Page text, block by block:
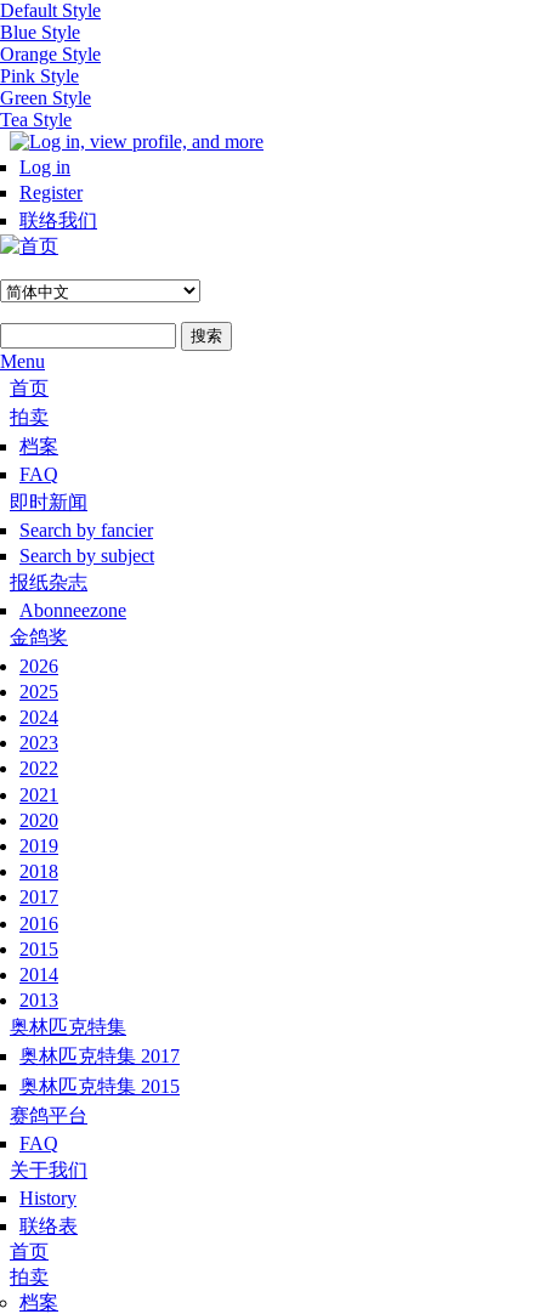
跳转到主要内容
Default Style
Blue Style
Orange Style
Pink Style
Green Style
Tea Style
Log in
Register
联络我们
搜索表单
Menu
Hoofdmenu #zh-hans
首页
拍卖
档案
FAQ
即时新闻
Search by fancier
Search by subject
报纸杂志
Abonneezone
金鸽奖
2026
2025
2024
2023
2022
2021
2020
2019
2018
2017
2016
2015
2014
2013
奥林匹克特集
奥林匹克特集 2017
奥林匹克特集 2015
赛鸽平台
FAQ
关于我们
History
联络表
Hoofdmenu
首页
拍卖
档案